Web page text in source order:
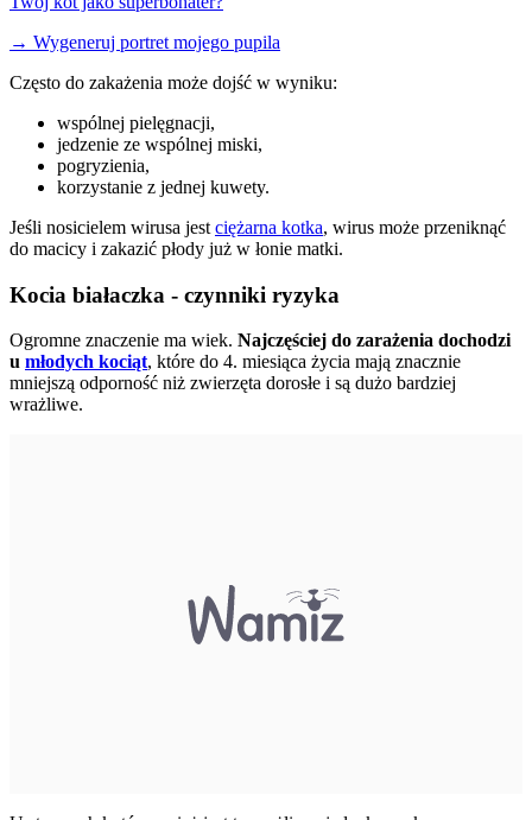
→ Wygeneruj portret mojego pupila
Często do zakażenia może dojść w wyniku:
wspólnej pielęgnacji,
jedzenie ze wspólnej miski,
pogryzienia,
korzystanie z jednej kuwety.
Jeśli nosicielem wirusa jest ciężarna kotka, wirus może przeniknąć
do macicy i zakazić płody już w łonie matki.
Kocia białaczka - czynniki ryzyka
Ogromne znaczenie ma wiek. Najczęściej do zarażenia dochodzi
u młodych kociąt, które do 4. miesiąca życia mają znacznie
mniejszą odporność niż zwierzęta dorosłe i są dużo bardziej
wrażliwe.